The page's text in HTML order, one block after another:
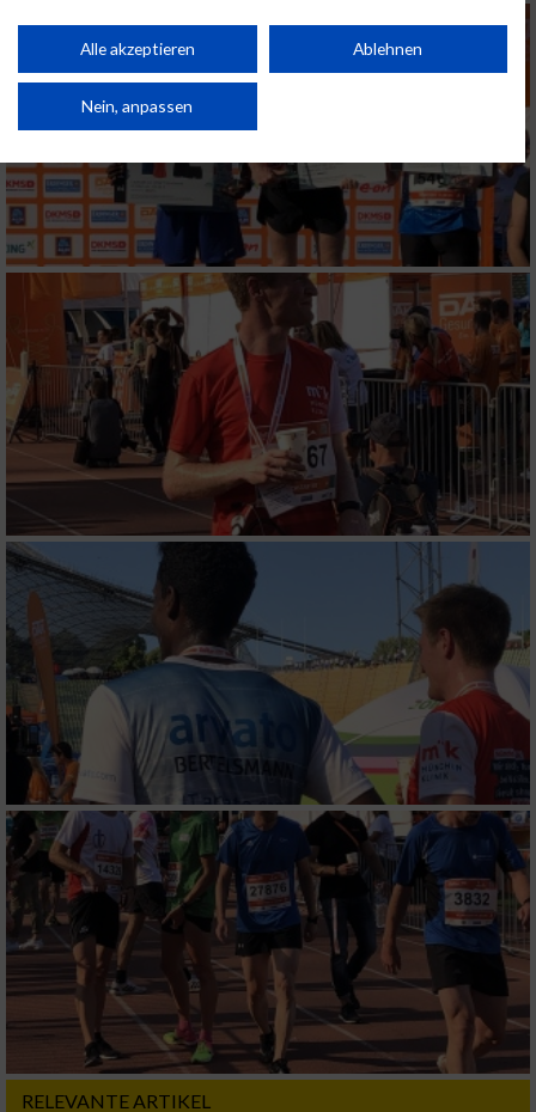
RELEVANTE ARTIKEL
Performance von Inhalten. Analyse von Zielgruppen durch Statistiken oder
Kombinationen von Daten aus verschiedenen Quellen. Entwicklung und
von Inhalten.
Daten können außerhalb der Europäischen Union weitergegeben und in die
Website/App.
Partnerliste anzeigen (1 IAB-Anbieter)
Wir nutzen Ihre Daten für folgende Zwecke:
IAB-Verarbeitungszwecke:
Speichern von oder Zugriff auf Informationen
auf einem Endgerät
Verwendung reduzierter Daten zur Auswahl
von Werbeanzeigen
Erstellung von Profilen für personalisierte
Verwendung von Profilen zur Auswahl
personalisierter Werbung
Erstellung von Profilen zur Personalisierung
von Inhalten
Verwendung von Profilen zur Auswahl
personalisierter Inhalte
Messung der Werbeleistung
Messung der Performance von Inhalten
Analyse von Zielgruppen durch Statistiken
oder Kombinationen von Daten aus
verschiedenen Quellen
Entwicklung und Verbesserung der Angebote
Verwendung reduzierter Daten zur Auswahl
von Inhalten
Alle akzeptieren Ablehnen
Nein, anpassen